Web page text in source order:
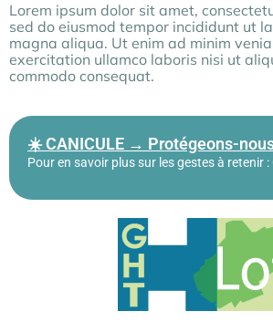
Lorem ipsum dolor sit amet,
sed do eiusmod tempor incididunt ut
magna aliqua. Ut enim ad minim
exercitation ullamco laboris nisi ut
commodo consequat.
☀️ CANICULE → Protégeons-
Pour en savoir plus sur les gestes à retenir :